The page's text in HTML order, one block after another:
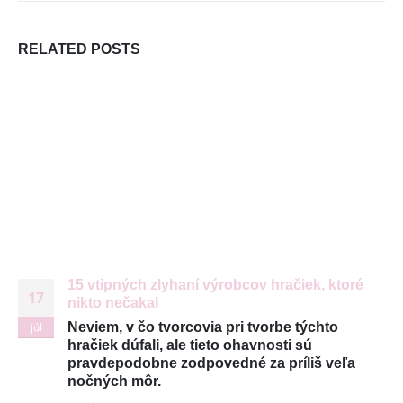
RELATED POSTS
17
júl
15 vtipných zlyhaní výrobcov hračiek, ktoré
nikto nečakal
Neviem, v čo tvorcovia pri tvorbe týchto
hračiek dúfali, ale tieto ohavnosti sú
pravdepodobne zodpovedné za príliš veľa
nočných môr.
S
© Copyright 2026. Všetky práva vyhradené